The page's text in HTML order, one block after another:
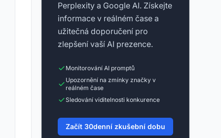
Perplexity a Google AI. Získejte
informace v reálném čase a
užitečná doporučení pro
zlepšení vaší AI prezence.
Monitorování AI promptů
Upozornění na zmínky značky v
reálném čase
Sledování viditelnosti konkurence
Začít 30denní zkušební dobu